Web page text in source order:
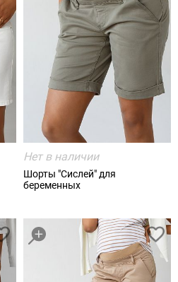
Нет в наличии
Шорты "Сислей" для
беременных